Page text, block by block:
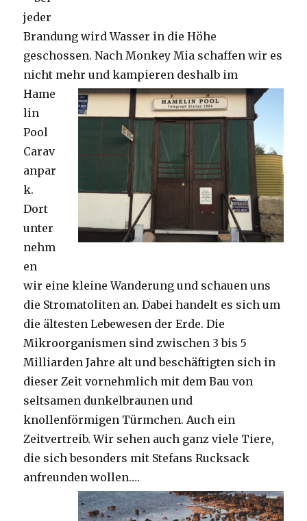
jeder
Brandung wird Wasser in die Höhe
geschossen. Nach Monkey Mia schaffen wir es
nicht mehr und kampieren deshalb im
Hame
lin
Pool
Carav
anpar
k.
Dort
unter
nehm
en
wir eine kleine Wanderung und schauen uns
die Stromatoliten an. Dabei handelt es sich um
die ältesten Lebewesen der Erde. Die
Mikroorganismen sind zwischen 3 bis 5
Milliarden Jahre alt und beschäftigten sich in
dieser Zeit vornehmlich mit dem Bau von
seltsamen dunkelbraunen und
knollenförmigen Türmchen. Auch ein
Zeitvertreib. Wir sehen auch ganz viele Tiere,
die sich besonders mit Stefans Rucksack
anfreunden wollen….